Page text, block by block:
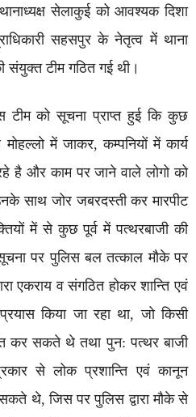
सेलाकुई को आवश्यक दिशा
सहसपुर के नेतृत्व में थाना
संयुक्त टीम गठित गई थी।
टीम को सूचना प्राप्त हुई कि कुछ
में जाकर, कम्पनियों में कार्य
है और काम पर जाने वाले लोगो को
साथ जोर जबरदस्ती कर मारपीट
में से कुछ पूर्व में पत्थरबाजी की
पर पुलिस बल तत्काल मौके पर
एकराय व संगठित होकर शान्ति एवं
किया जा रहा था, जो किसी
कर सकते थे तथा पुन: पत्थर बाजी
से लोक प्रशान्ति एवं कानून
थे, जिस पर पुलिस द्वारा मौके से